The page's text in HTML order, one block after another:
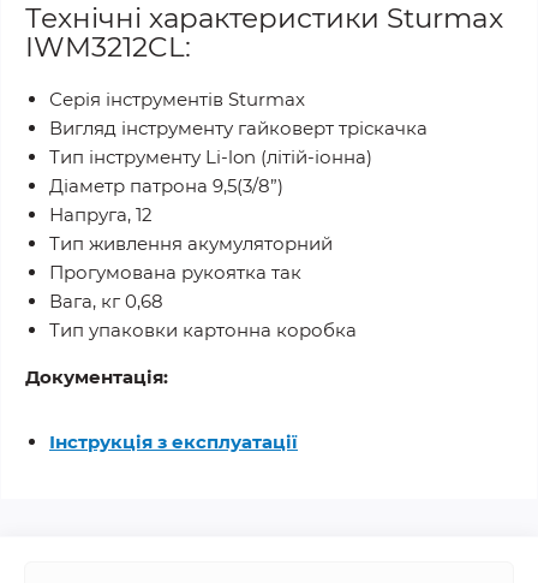
Технічні характеристики Sturmax
IWM3212CL:
Серія інструментів Sturmax
Вигляд інструменту гайковерт тріскачка
Тип інструменту Li-lon (літій-іонна)
Діаметр патрона 9,5(3/8”)
Напруга, 12
Тип живлення акумуляторний
Прогумована рукоятка так
Вага, кг 0,68
Тип упаковки картонна коробка
Документація:
Інструкція з експлуатації